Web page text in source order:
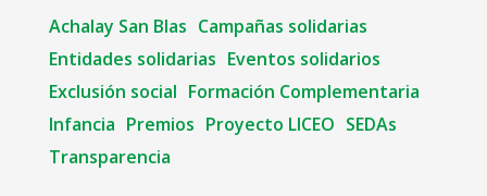
Achalay San Blas Campañas solidarias
Entidades solidarias Eventos solidarios
Exclusión social Formación Complementaria
Infancia Premios Proyecto LICEO SEDAs
Transparencia